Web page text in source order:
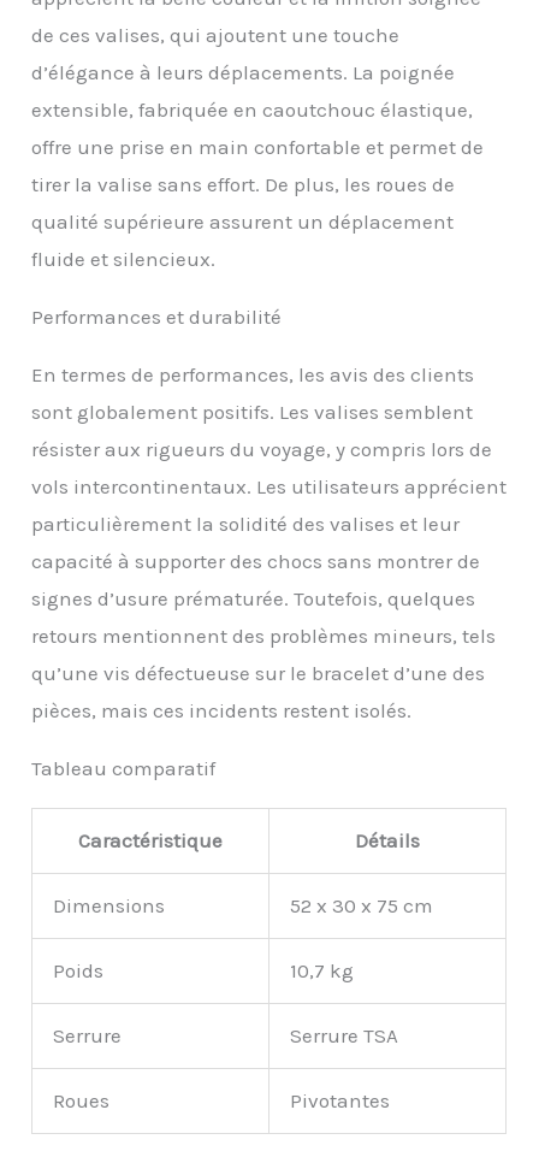
douceur avec des
roulettes doubles
degrés; La poignée
télescopique en
aluminium est plus
stable et plus légère; La
poignée latérale peut
être vraiment pratique
lorsque vous soulevez la
organisés : l'intérieur de
poche en filet, d'une
cloison à fermeture
éclair et d'une sangle
croisée pour maximiser
votre capacité
d'emballage et vous
pouvez ranger vos
raisonnable; La trousse
de maquillage de grande
capacité peut être
utilisée pour ranger des
articles de toilette, des
objets et divers objets
de ces valises, qui ajoutent une touche
d’élégance à leurs déplacements. La poignée
extensible, fabriquée en caoutchouc élastique,
offre une prise en main confortable et permet de
tirer la valise sans effort. De plus, les roues de
qualité supérieure assurent un déplacement
fluide et silencieux.
Performances et durabilité
En termes de performances, les avis des clients
sont globalement positifs. Les valises semblent
résister aux rigueurs du voyage, y compris lors de
vols intercontinentaux. Les utilisateurs apprécient
particulièrement la solidité des valises et leur
capacité à supporter des chocs sans montrer de
signes d’usure prématurée. Toutefois, quelques
retours mentionnent des problèmes mineurs, tels
qu’une vis défectueuse sur le bracelet d’une des
pièces, mais ces incidents restent isolés.
Tableau comparatif
Caractéristique Détails
Dimensions 52 x 30 x 75 cm
Poids 10,7 kg
Serrure Serrure TSA
Roues Pivotantes